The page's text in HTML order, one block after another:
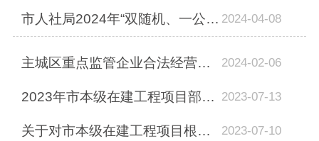
市人社局2024年“双随机、一公开”监管和涉企信息归集与共享工作实施方案 2024-04-08
主城区重点监管企业合法经营情况部门内部随机执法检查结果公示 2024-02-06
2023年市本级在建工程项目部门内部随机抽查匹配表 2023-07-13
关于对市本级在建工程项目根治欠薪情况进行部门内部随机检查的通知 2023-07-10